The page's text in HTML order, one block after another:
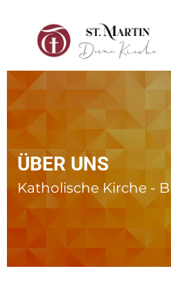
ÜBER UNS
Katholische Kirche -